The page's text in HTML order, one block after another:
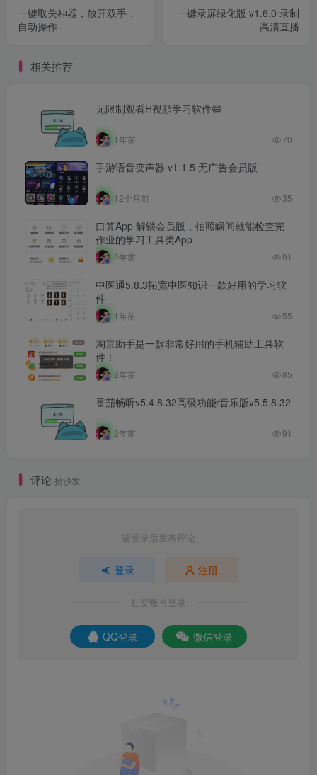
一键取关神器，放开双手，
自动操作
一键录屏绿化版 v1.8.0 录制
高清直播
相关推荐
无限制观看H視頻学习软件😄
1年前 70
手游语音变声器 v1.1.5 无广告会员版
12个月前 35
口算App 解锁会员版，拍照瞬间就能检查完
作业的学习工具类App
2年前 91
中医通5.8.3拓宽中医知识一款好用的学习软
件
1年前 55
淘京助手是一款非常好用的手机辅助工具软
件！
2年前 85
番茄畅听v5.4.8.32高级功能/音乐版v5.5.8.32
2年前 91
评论 抢沙发
请登录后发表评论
登录 注册
社交账号登录
QQ登录 微信登录